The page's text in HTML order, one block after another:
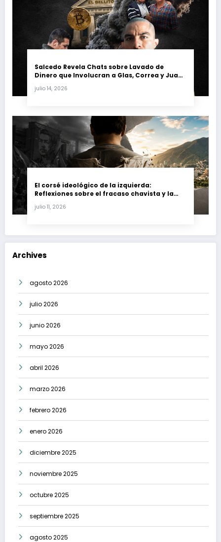
Salcedo Revela Chats sobre Lavado de
Dinero que Involucran a Glas, Correa y Juan
julio 14, 2026
El corsé ideológico de la izquierda:
Reflexiones sobre el fracaso chavista y la
julio 11, 2026
Archives
agosto 2026
julio 2026
junio 2026
mayo 2026
abril 2026
marzo 2026
febrero 2026
enero 2026
diciembre 2025
noviembre 2025
octubre 2025
septiembre 2025
agosto 2025